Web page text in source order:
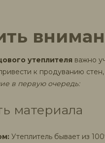
утеплителя важно
к продуванию
в первую очередь:
материала
Утеплитель бывает из